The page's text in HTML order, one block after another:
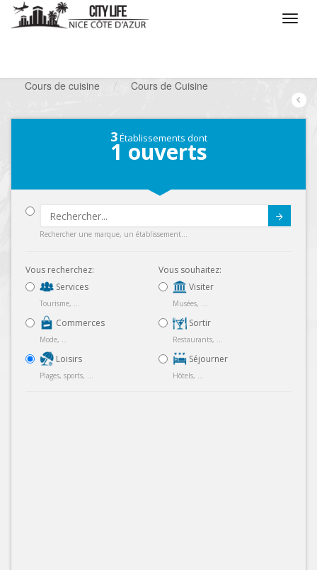
Cours de cuisine
/ Cours de Cuisine
3Établissements dont
1 ouverts
Rechercher une marque, un établissement...
Vous recherchez:
Services
Tourisme, ...
Commerces
Mode, ...
Loisirs
Plages, sports, ...
Vous souhaitez:
Visiter
Musées, ...
Sortir
Restaurants, ...
Séjourner
Hôtels, ...